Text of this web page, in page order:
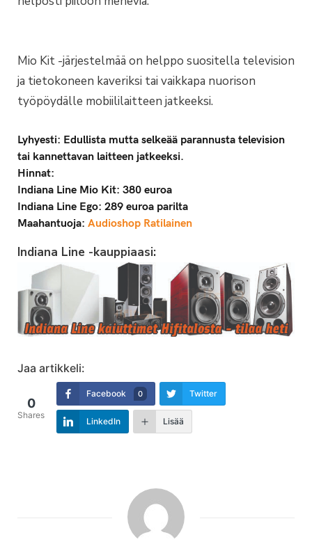
Mio Kit -järjestelmää on helppo suositella television
ja tietokoneen kaveriksi tai vaikkapa nuorison
työpöydälle mobiililaitteen jatkeeksi.
Lyhyesti: Edullista mutta selkeää parannusta television
tai kannettavan laitteen jatkeeksi.
Hinnat:
Indiana Line Mio Kit: 380 euroa
Indiana Line Ego: 289 euroa parilta
Maahantuoja: Audioshop Ratilainen
Indiana Line -kauppiaasi:
Jaa artikkeli:
0
Shares
Facebook 0 Twitter
LinkedIn Lisää